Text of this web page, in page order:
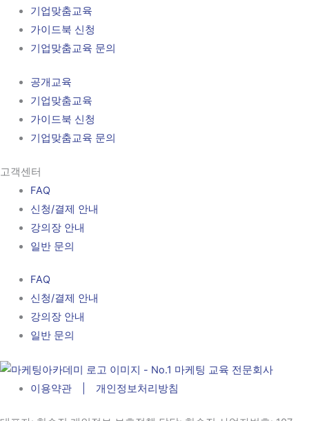
기업맞춤교육
가이드북 신청
기업맞춤교육 문의
공개교육
기업맞춤교육
가이드북 신청
기업맞춤교육 문의
고객센터
FAQ
신청/결제 안내
강의장 안내
일반 문의
FAQ
신청/결제 안내
강의장 안내
일반 문의
이용약관 | 개인정보처리방침